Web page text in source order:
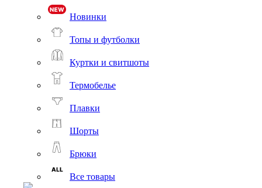
Новинки
Топы и футболки
Куртки и свитшоты
Термобелье
Плавки
Шорты
Брюки
Все товары